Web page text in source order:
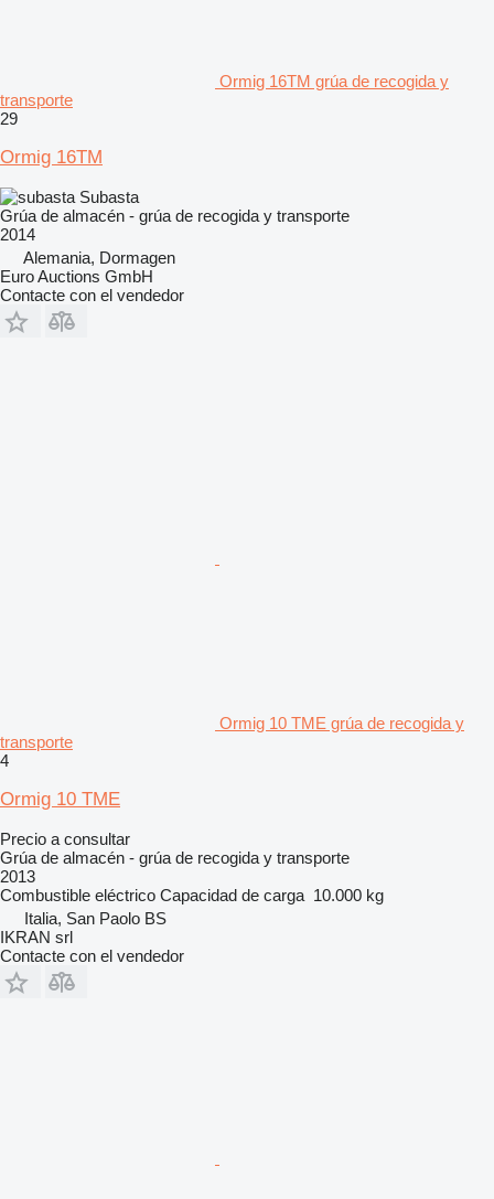
Ormig 16TM grúa de recogida y
transporte
29
Ormig 16TM
Subasta
Grúa de almacén - grúa de recogida y transporte
2014
Alemania, Dormagen
Euro Auctions GmbH
Contacte con el vendedor
Ormig 10 TME grúa de recogida y
transporte
4
Ormig 10 TME
Precio a consultar
Grúa de almacén - grúa de recogida y transporte
2013
Combustible eléctrico Capacidad de carga 10.000 kg
Italia, San Paolo BS
IKRAN srl
Contacte con el vendedor